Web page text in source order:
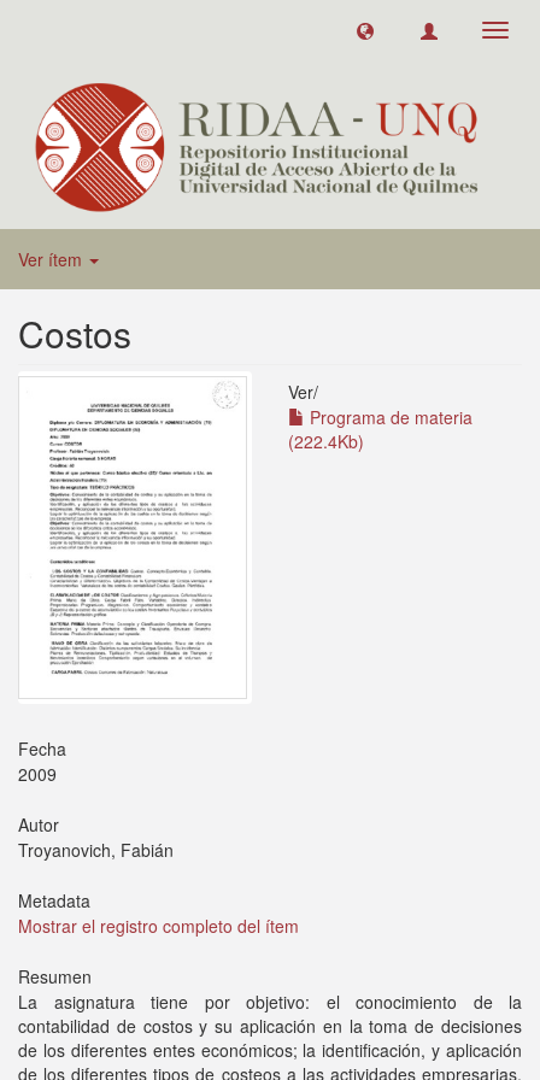
Ver ítem
Costos
Ver/
Programa de materia
(222.4Kb)
Fecha
2009
Autor
Troyanovich, Fabián
Metadata
Mostrar el registro completo del ítem
Resumen
La asignatura tiene por objetivo: el conocimiento de la
contabilidad de costos y su aplicación en la toma de decisiones
de los diferentes entes económicos; la identificación, y aplicación
de los diferentes tipos de costeos a las actividades empresarias,